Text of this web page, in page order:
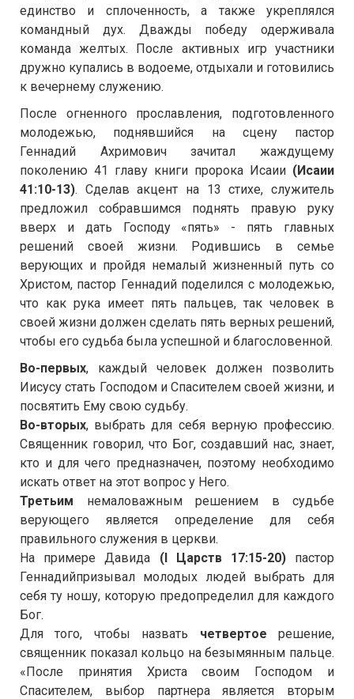
единство и сплоченность, а также укреплялся
командный дух. Дважды победу одерживала
команда желтых. После активных игр участники
дружно купались в водоеме, отдыхали и готовились
к вечернему служению.
После огненного прославления, подготовленного
молодежью, поднявшийся на сцену пастор
Геннадий Ахримович зачитал жаждущему
поколению 41 главу книги пророка Исаии (Исаии
41:10-13). Сделав акцент на 13 стихе, служитель
предложил собравшимся поднять правую руку
вверх и дать Господу «пять» - пять главных
решений своей жизни. Родившись в семье
верующих и пройдя немалый жизненный путь со
Христом, пастор Геннадий поделился с молодежью,
что как рука имеет пять пальцев, так человек в
своей жизни должен сделать пять верных решений,
чтобы его судьба была успешной и благословенной.
Во-первых, каждый человек должен позволить
Иисусу стать Господом и Спасителем своей жизни, и
посвятить Ему свою судьбу.
Во-вторых, выбрать для себя верную профессию.
Священник говорил, что Бог, создавший нас, знает,
кто и для чего предназначен, поэтому необходимо
искать ответ на этот вопрос у Него.
Третьим немаловажным решением в судьбе
верующего является определение для себя
правильного служения в церкви.
На примере Давида (IЦарств 17:15-20) пастор
Геннадийпризывал молодых людей выбрать для
себя ту ношу, которую предопределил для каждого
Бог.
Для того, чтобы назвать четвертоерешение,
священник показал кольцо на безымянным пальце.
«После принятия Христа своим Господом и
Спасителем, выбор партнера является вторым